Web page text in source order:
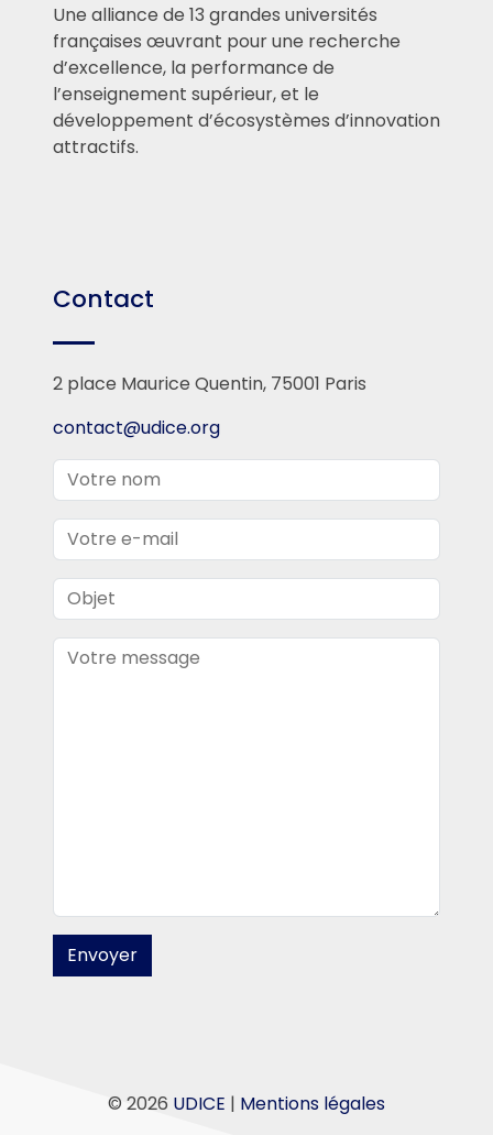
Une alliance de 13 grandes universités
françaises œuvrant pour une recherche
d’excellence, la performance de
l’enseignement supérieur, et le
développement d’écosystèmes d’innovation
attractifs.
Contact
2 place Maurice Quentin, 75001 Paris
contact@udice.org
© 2026 UDICE | Mentions légales